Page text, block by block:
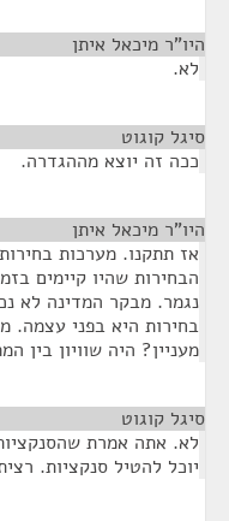
היו"ר מיכאל איתן
לא.
סיגל קוגוט
ככה זה יוצא מההגדרה.
היו"ר מיכאל איתן
אז תתקנו. מערכות
הבחירות שהיו קיימים
נגמר. מבקר המדינה לא
בחירות היא בפני עצמה.
מעניין? היה שוויון בין
סיגל קוגוט
לא. אתה אמרת
יוכל להטיל סנקציות.